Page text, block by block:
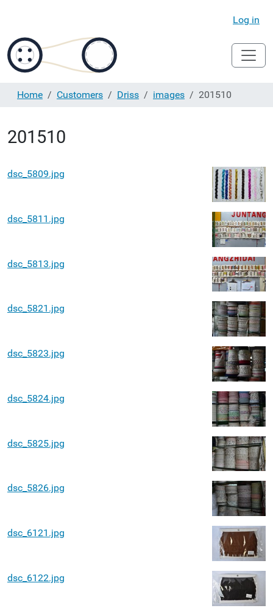
Log in
Home Customers Driss images 201510
201510
dsc_5809.jpg
dsc_5811.jpg
dsc_5813.jpg
dsc_5821.jpg
dsc_5823.jpg
dsc_5824.jpg
dsc_5825.jpg
dsc_5826.jpg
dsc_6121.jpg
dsc_6122.jpg